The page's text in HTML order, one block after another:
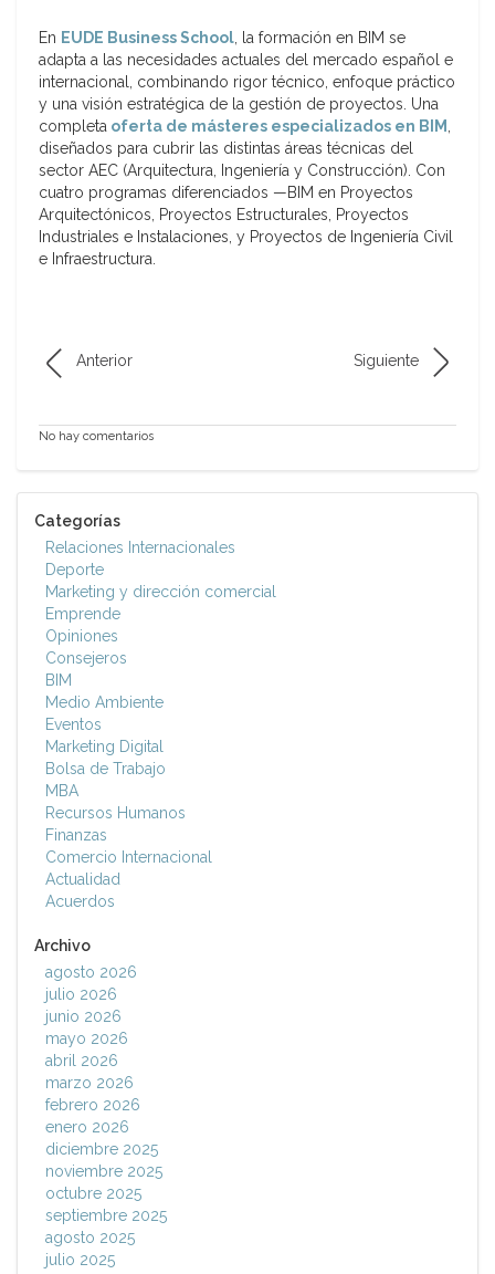
En EUDE Business School, la formación en BIM se
adapta a las necesidades actuales del mercado español e
internacional, combinando rigor técnico, enfoque práctico
y una visión estratégica de la gestión de proyectos. Una
completa oferta de másteres especializados en BIM ,
diseñados para cubrir las distintas áreas técnicas del
sector AEC (Arquitectura, Ingeniería y Construcción). Con
cuatro programas diferenciados —BIM en Proyectos
Arquitectónicos, Proyectos Estructurales, Proyectos
Industriales e Instalaciones, y Proyectos de Ingeniería Civil
e Infraestructura.
Anterior Siguiente
No hay comentarios
Categorías
Relaciones Internacionales
Deporte
Marketing y dirección comercial
Emprende
Opiniones
Consejeros
BIM
Medio Ambiente
Eventos
Marketing Digital
Bolsa de Trabajo
MBA
Recursos Humanos
Finanzas
Comercio Internacional
Actualidad
Acuerdos
Archivo
agosto 2026
julio 2026
junio 2026
mayo 2026
abril 2026
marzo 2026
febrero 2026
enero 2026
diciembre 2025
noviembre 2025
octubre 2025
septiembre 2025
agosto 2025
julio 2025